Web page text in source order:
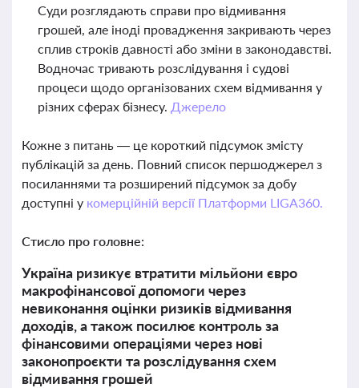
Суди розглядають справи про відмивання
грошей, але іноді провадження закривають через
сплив строків давності або зміни в законодавстві.
Водночас тривають розслідування і судові
процеси щодо організованих схем відмивання у
різних сферах бізнесу. Джерело
Кожне з питань — це короткий підсумок змісту
публікацій за день. Повний список першоджерел з
посиланнями та розширений підсумок за добу
доступні у комерційній версії Платформи LIGA360.
Стисло про головне:
Україна ризикує втратити мільйони євро
макрофінансової допомоги через
невиконання оцінки ризиків відмивання
доходів, а також посилює контроль за
фінансовими операціями через нові
законопроєкти та розслідування схем
відмивання грошей